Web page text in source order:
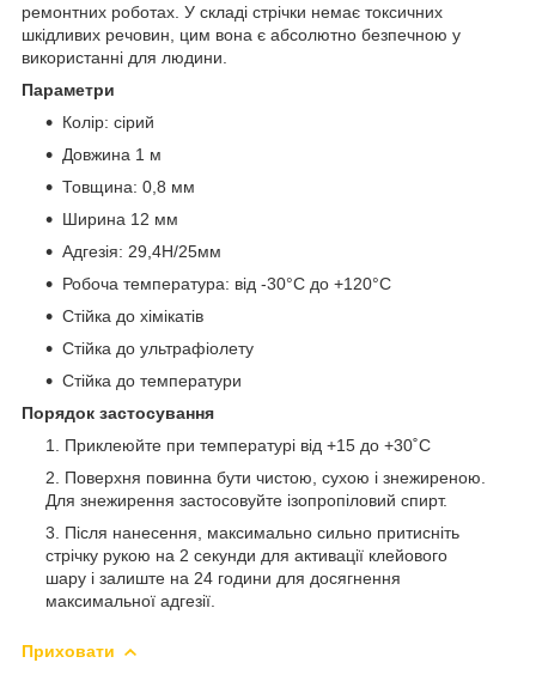
ремонтних роботах. У складі стрічки немає токсичних
шкідливих речовин, цим вона є абсолютно безпечною у
використанні для людини.
Параметри
Колір: сірий
Довжина 1 м
Товщина: 0,8 мм
Ширина 12 мм
Адгезія: 29,4H/25мм
Робоча температура: від -30°C до +120°C
Стійка до хімікатів
Стійка до ультрафіолету
Стійка до температури
Порядок застосування
Приклеюйте при температурі від +15 до +30˚С
Поверхня повинна бути чистою, сухою і знежиреною.
Для знежирення застосовуйте ізопропіловий спирт.
Після нанесення, максимально сильно притисніть
стрічку рукою на 2 секунди для активації клейового
шару і залиште на 24 години для досягнення
максимальної адгезії.
Приховати